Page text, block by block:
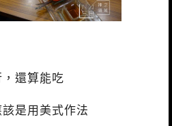
還算能吃
是用美式作法